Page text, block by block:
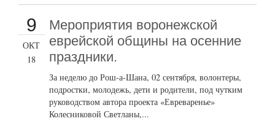
9
ОКТ
18
Мероприятия воронежской
еврейской общины на осенние
праздники.
За неделю до Рош-а-Шана, 02 сентября, волонтеры,
подростки, молодежь, дети и родители, под чутким
руководством автора проекта «Евреваренье»
Колесниковой Светланы,...